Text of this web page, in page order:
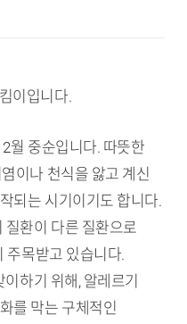
이입니다.
월 중순입니다. 따뜻한
이나 천식을 앓고 계신
되는 시기이기도 합니다.
질환이 다른 질환으로
주목받고 있습니다.
하기 위해, 알레르기
를 막는 구체적인